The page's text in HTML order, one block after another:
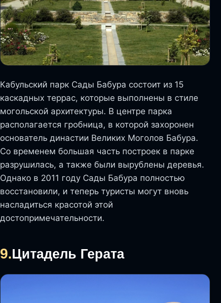
Кабульский парк Сады Бабура состоит из 15
каскадных террас, которые выполнены в стиле
могольской архитектуры. В центре парка
располагается гробница, в которой захоронен
основатель династии Великих Моголов Бабура.
Со временем большая часть построек в парке
разрушилась, а также были вырублены деревья.
Однако в 2011 году Сады Бабура полностью
восстановили, и теперь туристы могут вновь
насладиться красотой этой
достопримечательности.
9.Цитадель Герата